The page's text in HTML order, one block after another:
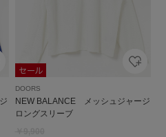
DOORS
NEW BALANCE メッシュジャージ
ロングスリーブ